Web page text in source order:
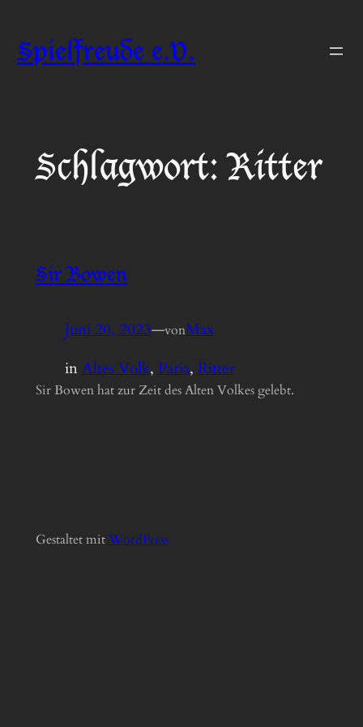
Inhalt
springen
Spielfreude e.V.
Schlagwort:Ritter
Sir Bowen
Juni 20, 2023—vonMax
inAltes Volk, Paria, Ritter
Sir Bowen hat zur Zeit des Alten Volkes gelebt.
Gestaltet mitWordPress